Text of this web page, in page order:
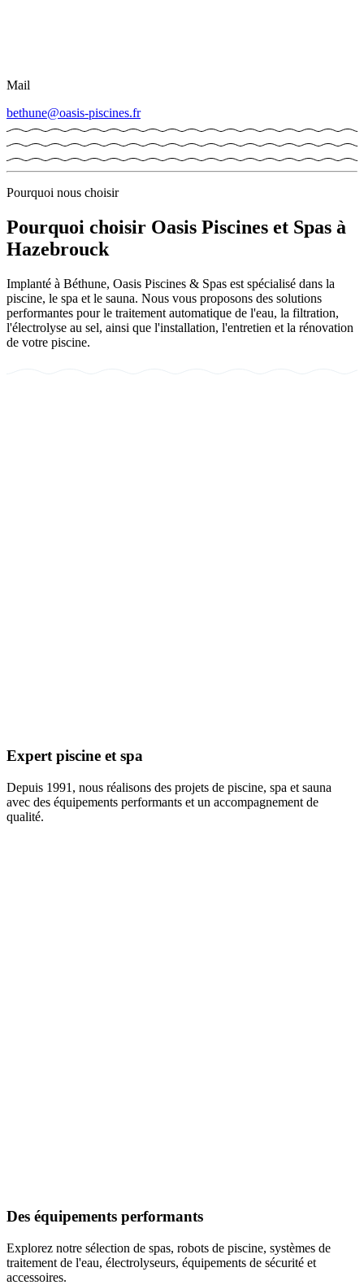
Mail
bethune@oasis-piscines.fr
Pourquoi nous choisir
Pourquoi choisir Oasis Piscines et Spas à
Hazebrouck
Implanté à Béthune, Oasis Piscines & Spas est spécialisé dans la
piscine, le spa et le sauna. Nous vous proposons des solutions
performantes pour le traitement automatique de l'eau, la filtration,
l'électrolyse au sel, ainsi que l'installation, l'entretien et la rénovation
de votre piscine.
Expert piscine et spa
Depuis 1991, nous réalisons des projets de piscine, spa et sauna
avec des équipements performants et un accompagnement de
qualité.
Des équipements performants
Explorez notre sélection de spas, robots de piscine, systèmes de
traitement de l'eau, électrolyseurs, équipements de sécurité et
accessoires.